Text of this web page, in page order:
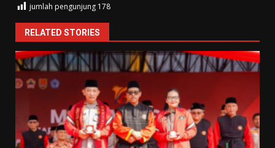
jumlah pengunjung 178
RELATED STORIES